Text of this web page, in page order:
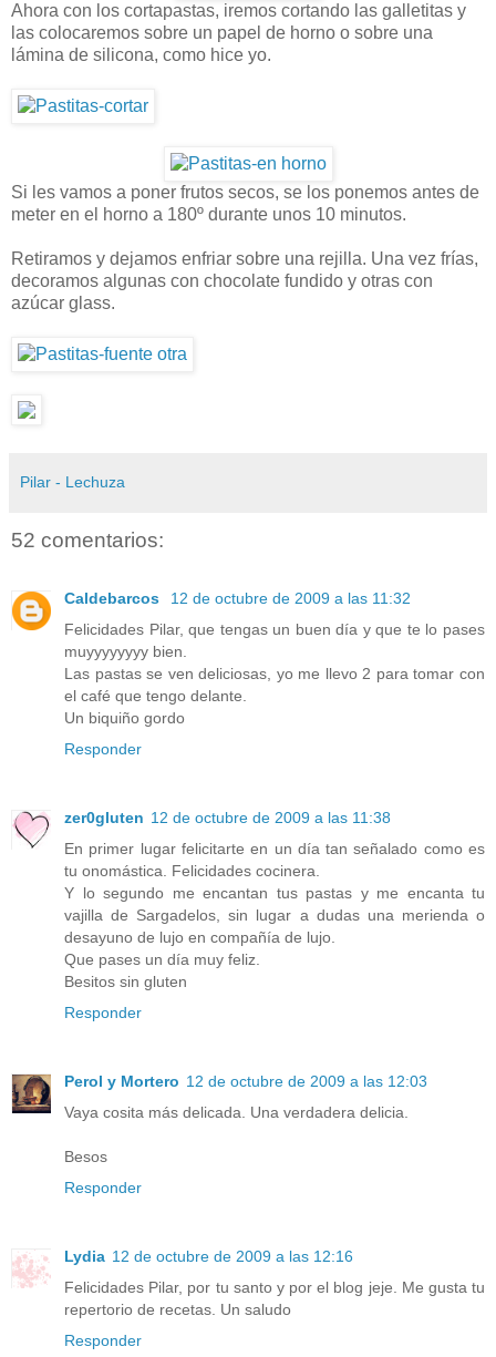
Ahora con los cortapastas, iremos cortando las galletitas y
las colocaremos sobre un papel de horno o sobre una
lámina de silicona, como hice yo.
Si les vamos a poner frutos secos, se los ponemos antes de
meter en el horno a 180º durante unos 10 minutos.
Retiramos y dejamos enfriar sobre una rejilla. Una vez frías,
decoramos algunas con chocolate fundido y otras con
azúcar glass.
Pilar - Lechuza
52 comentarios:
Caldebarcos
12 de octubre de 2009 a las 11:32
Felicidades Pilar, que tengas un buen día y que te lo pases
muyyyyyyyy bien.
Las pastas se ven deliciosas, yo me llevo 2 para tomar con
el café que tengo delante.
Un biquiño gordo
Responder
zer0gluten 12 de octubre de 2009 a las 11:38
En primer lugar felicitarte en un día tan señalado como es
tu onomástica. Felicidades cocinera.
Y lo segundo me encantan tus pastas y me encanta tu
vajilla de Sargadelos, sin lugar a dudas una merienda o
desayuno de lujo en compañía de lujo.
Que pases un día muy feliz.
Besitos sin gluten
Responder
Perol y Mortero 12 de octubre de 2009 a las 12:03
Vaya cosita más delicada. Una verdadera delicia.
Besos
Responder
Lydia 12 de octubre de 2009 a las 12:16
Felicidades Pilar, por tu santo y por el blog jeje. Me gusta tu
repertorio de recetas. Un saludo
Responder